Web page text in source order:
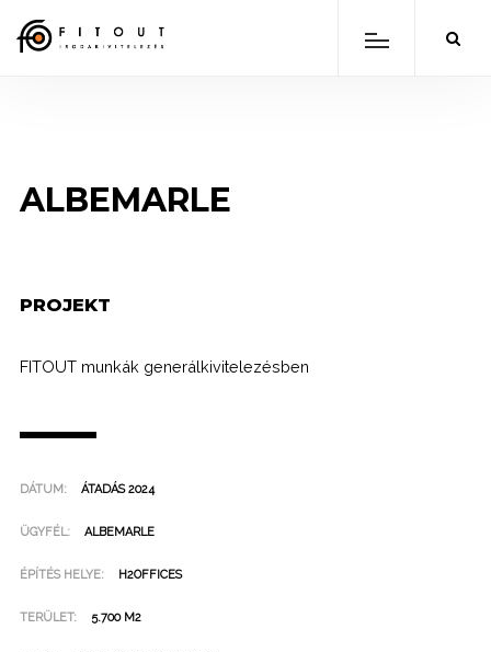
ALBEMARLE
PROJEKT
FITOUT munkák generálkivitelezésben
DÁTUM: ÁTADÁS 2024
ÜGYFÉL: ALBEMARLE
ÉPÍTÉS HELYE: H2OFFICES
TERÜLET: 5.700 M2